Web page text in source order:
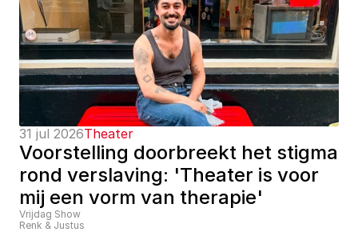
31 jul 2026Theater
Voorstelling doorbreekt het stigma
rond verslaving: 'Theater is voor
mij een vorm van therapie'
Vrijdag Show
Renk & Justus